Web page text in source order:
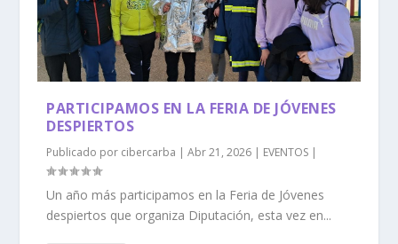
PARTICIPAMOS EN LA FERIA DE JÓVENES
DESPIERTOS
Publicado por cibercarba |Abr 21, 2026 | EVENTOS |
Un año más participamos en la Feria de Jóvenes
despiertos que organiza Diputación, esta vez en...